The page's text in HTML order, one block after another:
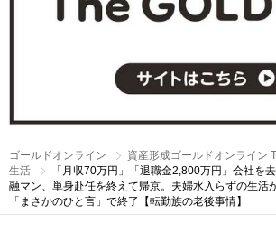
ゴールドオンライン 資産形成ゴールドオンライン
生活
「月収70万円」「退職金2,800万円」会社を
融マン、単身赴任を終えて帰京。夫婦水入らずの生活
「まさかのひと言」で終了【転勤族の老後事情】